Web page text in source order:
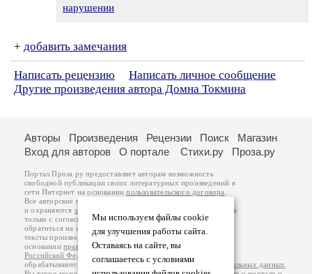
нарушении
+ добавить замечания
Написать рецензию
Написать личное сообщение
Другие произведения автора Домна Токмина
Мы используем файлы cookie
для улучшения работы сайта.
Оставаясь на сайте, вы
соглашаетесь с условиями
Авторы Произведения Рецензии Поиск
Магазин
Вход для авторов
О портале Стихи.ру Проза.ру
Портал Проза.ру предоставляет авторам возможность
свободной публикации своих литературных произведений в
сети Интернет на основаниипользовательского договора
Все авторские права на произведения принадлежат авторам
и охраняются законом
. Перепечатка произведений возможна
только с согласия его автора, к которому вы можете
обратиться на его авторской странице. Ответственность за
тексты произведений авторы несут самостоятельно на
основанииправил публикацииизаконодательства
Российской Федерации
обрабатываются на основанииПолитики обработки персональных данных